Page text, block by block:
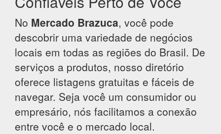
No Mercado Brazuca, você pode
descobrir uma variedade de negócios
locais em todas as regiões do Brasil. De
serviços a produtos, nosso diretório
oferece listagens gratuitas e fáceis de
navegar. Seja você um consumidor ou
empresário, nós facilitamos a conexão
entre você e o mercado local.